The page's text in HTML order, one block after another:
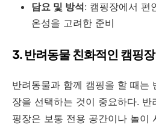
담요 및 방석: 캠핑장에서 편
온성을 고려한 준비
3. 반려동물 친화적인 캠핑
반려동물과 함께 캠핑을 할 때는
장을 선택하는 것이 중요하다. 반
핑장은 보통 전용 공간이나 놀이